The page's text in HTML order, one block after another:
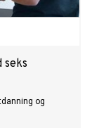
seks
og